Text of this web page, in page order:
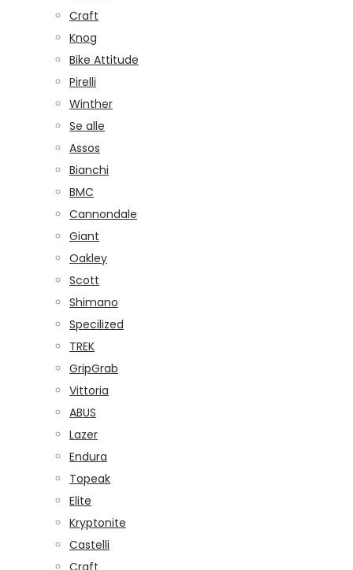
Craft
Knog
Bike Attitude
Pirelli
Winther
Se alle
Assos
Bianchi
BMC
Cannondale
Giant
Oakley
Scott
Shimano
Specilized
TREK
GripGrab
Vittoria
ABUS
Lazer
Endura
Topeak
Elite
Kryptonite
Castelli
Craft